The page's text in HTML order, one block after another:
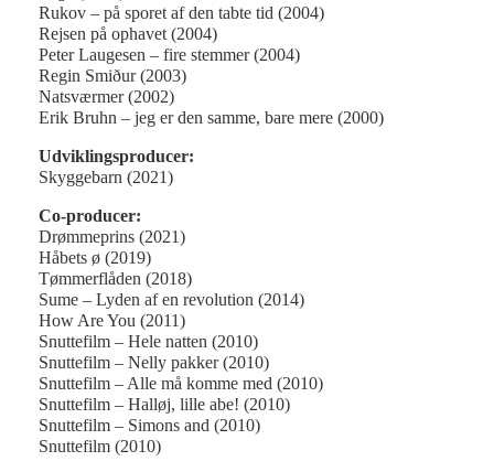
Rukov – på sporet af den tabte tid (2004)
Rejsen på ophavet (2004)
Peter Laugesen – fire stemmer (2004)
Regin Smiður (2003)
Natsværmer (2002)
Erik Bruhn – jeg er den samme, bare mere (2000)
Udviklingsproducer:
Skyggebarn (2021)
Co-producer:
Drømmeprins (2021)
Håbets ø (2019)
Tømmerflåden (2018)
Sume – Lyden af en revolution (2014)
How Are You (2011)
Snuttefilm – Hele natten (2010)
Snuttefilm – Nelly pakker (2010)
Snuttefilm – Alle må komme med (2010)
Snuttefilm – Halløj, lille abe! (2010)
Snuttefilm – Simons and (2010)
Snuttefilm (2010)